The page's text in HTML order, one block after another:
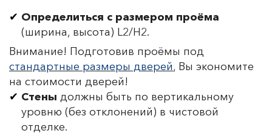
Определиться с размером проёма
(ширина, высота) L2/H2.
Внимание! Подготовив проёмы под
стандартные размеры дверей, Вы экономите
на стоимости дверей!
Стены должны быть по вертикальному
уровню (без отклонений) в чистовой
отделке.